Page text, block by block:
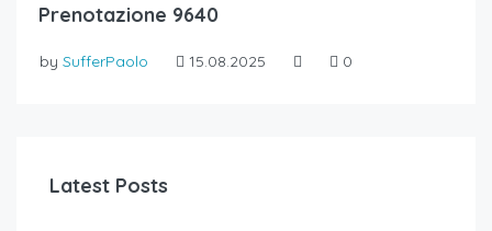
Prenotazione 9640
by SufferPaolo 15.08.2025 0
Latest Posts